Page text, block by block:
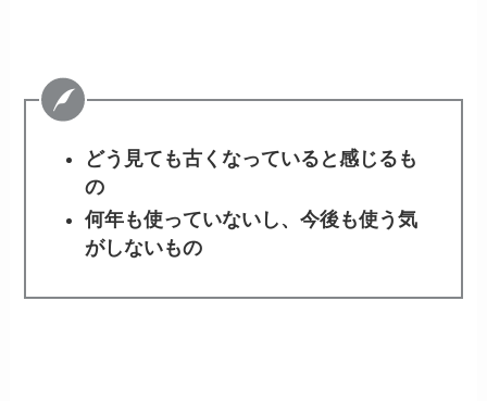
どう見ても古くなっていると感じるも
の
何年も使っていないし、今後も使う気
がしないもの